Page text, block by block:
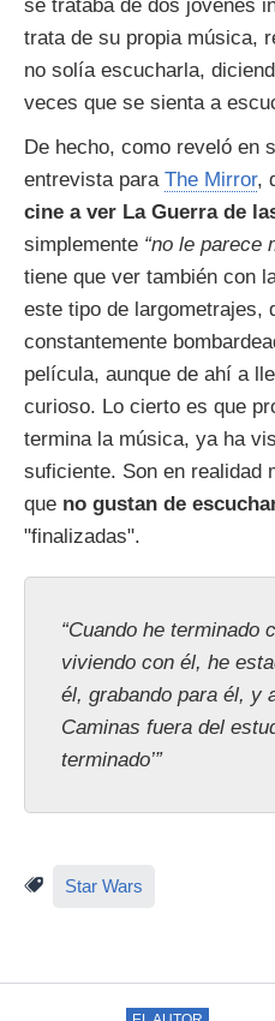
se trataba de dos jóvenes
trata de su propia música,
no solía escucharla,
veces que se sienta a
De hecho, como reveló en
entrevista para The Mirror,
cine a ver La Guerra de
simplemente “no le parece
tiene que ver también con
este tipo de largometrajes,
constantemente
película, aunque de ahí a
curioso. Lo cierto es que
termina la música, ya ha
suficiente. Son en realidad
que no gustan de
"finalizadas".
“Cuando he terminado
viviendo con él, he
él, grabando para él, y
Caminas fuera del
terminado’”
Star Wars